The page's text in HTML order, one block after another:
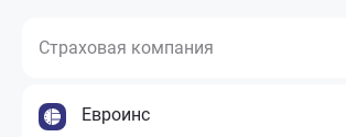
Страховая компания
Евроинс